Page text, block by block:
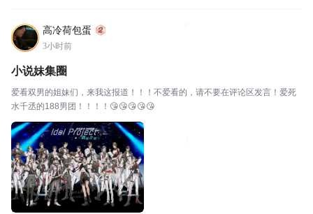
高冷荷包蛋
3小时前
小说妹集圈
爱看双男的姐妹们，来我这报道！！！不爱看的，请不要在评论区发言！爱死
水千丞的188男团！！！！😘😘😘😘😘